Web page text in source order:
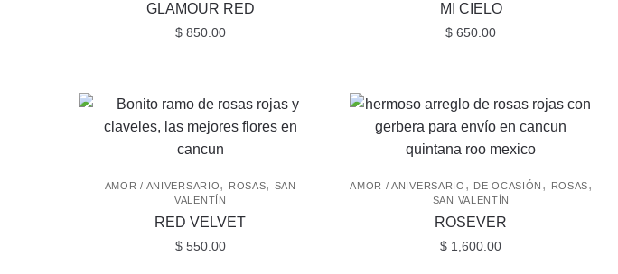
GLAMOUR RED
$850.00
MI CIELO
$ 650.00
AMOR / ANIVERSARIO, ROSAS, SAN
VALENTÍN
RED VELVET
$550.00
AMOR / ANIVERSARIO , DE OCASIÓN , ROSAS,
SAN VALENTÍN
ROSEVER
$ 1,600.00